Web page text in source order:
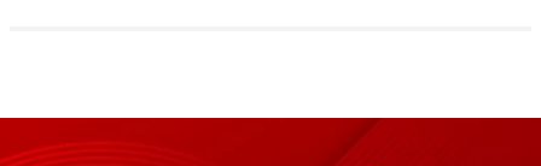
★★★★★
Seu nome